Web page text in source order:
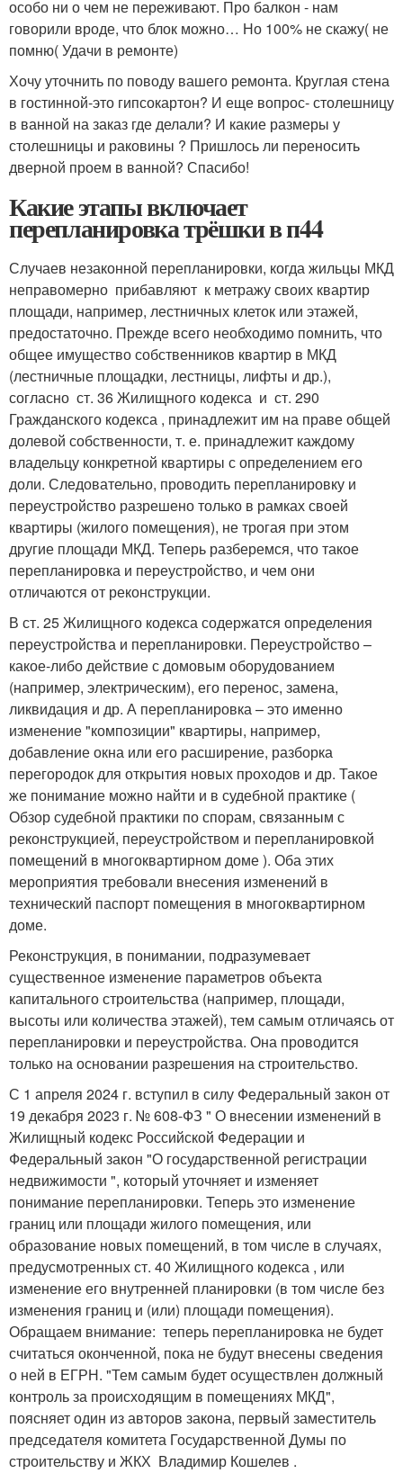
особо ни о чем не переживают. Про балкон - нам
говорили вроде, что блок можно… Но 100% не скажу( не
помню( Удачи в ремонте)
Хочу уточнить по поводу вашего ремонта. Круглая стена
в гостинной-это гипсокартон? И еще вопрос- столешницу
в ванной на заказ где делали? И какие размеры у
столешницы и раковины ? Пришлось ли переносить
дверной проем в ванной? Спасибо!
Какие этапы включает
перепланировка трёшки в п44
Случаев незаконной перепланировки, когда жильцы МКД
неправомерно прибавляют к метражу своих квартир
площади, например, лестничных клеток или этажей,
предостаточно. Прежде всего необходимо помнить, что
общее имущество собственников квартир в МКД
(лестничные площадки, лестницы, лифты и др.),
согласно ст. 36 Жилищного кодекса и ст. 290
Гражданского кодекса , принадлежит им на праве общей
долевой собственности, т. е. принадлежит каждому
владельцу конкретной квартиры с определением его
доли. Следовательно, проводить перепланировку и
переустройство разрешено только в рамках своей
квартиры (жилого помещения), не трогая при этом
другие площади МКД. Теперь разберемся, что такое
перепланировка и переустройство, и чем они
отличаются от реконструкции.
В ст. 25 Жилищного кодекса содержатся определения
переустройства и перепланировки. Переустройство –
какое-либо действие с домовым оборудованием
(например, электрическим), его перенос, замена,
ликвидация и др. А перепланировка – это именно
изменение "композиции" квартиры, например,
добавление окна или его расширение, разборка
перегородок для открытия новых проходов и др. Такое
же понимание можно найти и в судебной практике (
Обзор судебной практики по спорам, связанным с
реконструкцией, переустройством и перепланировкой
помещений в многоквартирном доме ). Оба этих
мероприятия требовали внесения изменений в
технический паспорт помещения в многоквартирном
доме.
Реконструкция, в понимании, подразумевает
существенное изменение параметров объекта
капитального строительства (например, площади,
высоты или количества этажей), тем самым отличаясь от
перепланировки и переустройства. Она проводится
только на основании разрешения на строительство.
С 1 апреля 2024 г. вступил в силу Федеральный закон от
19 декабря 2023 г. № 608-ФЗ " О внесении изменений в
Жилищный кодекс Российской Федерации и
Федеральный закон "О государственной регистрации
недвижимости ", который уточняет и изменяет
понимание перепланировки. Теперь это изменение
границ или площади жилого помещения, или
образование новых помещений, в том числе в случаях,
предусмотренных ст. 40 Жилищного кодекса , или
изменение его внутренней планировки (в том числе без
изменения границ и (или) площади помещения).
Обращаем внимание: теперь перепланировка не будет
считаться оконченной, пока не будут внесены сведения
о ней в ЕГРН. "Тем самым будет осуществлен должный
контроль за происходящим в помещениях МКД",
поясняет один из авторов закона, первый заместитель
председателя комитета Государственной Думы по
строительству и ЖКХ Владимир Кошелев .